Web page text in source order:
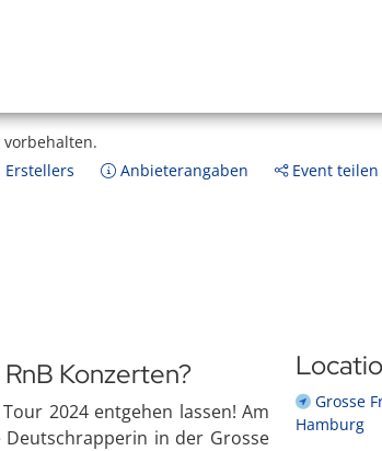
Erstellers Anbieterangaben Event teilen
Konzerten?
2024 entgehen lassen! Am
in der Grosse
Grosse
Hamburg